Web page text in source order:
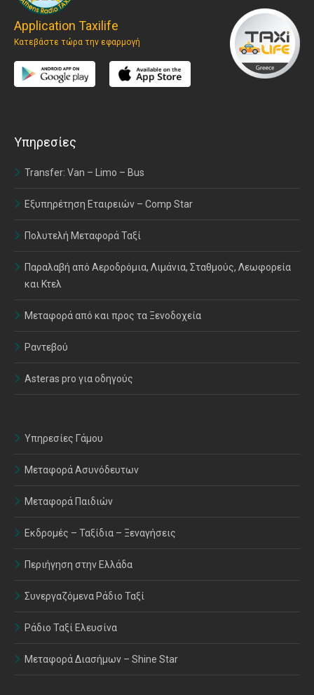
Application Taxilife
Κατεβάστε τώρα την εφαρμογή
Υπηρεσίες
Transfer: Van – Limo – Bus
Εξυπηρέτηση Εταιρειών – Comp Star
Πολυτελή Μεταφορά Ταξί
Παραλαβή από Αεροδρόμια, Λιμάνια, Σταθμούς, Λεωφορεία
και Κτελ
Μεταφορά από και προς τα Ξενοδοχεία
Ραντεβού
Asteras pro για οδηγούς
Υπηρεσίες Γάμου
Μεταφορά Ασυνόδευτων
Μεταφορά Παιδιών
Εκδρομές – Ταξίδια – Ξεναγήσεις
Περιήγηση στην Ελλάδα
Συνεργαζόμενα Ράδιο Ταξί
Ράδιο Ταξί Ελευσίνα
Μεταφορά Διασήμων – Shine Star